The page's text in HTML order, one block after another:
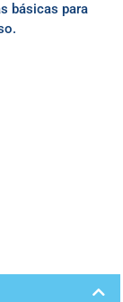
básicas para